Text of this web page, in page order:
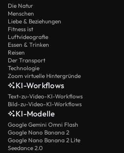
Die Natur
Menschen
Liebe & Beziehungen
Fitness ist
Luftvideografie
Essen & Trinken
Reisen
Der Transport
Technologie
Zoom virtuelle Hintergründe
KI-Workflows
Text-zu-Video-KI-Workflows
Bild-zu-Video-KI-Workflows
KI-Modelle
Google Gemini Omni Flash
Google Nano Banana 2
Google Nano Banana 2 Lite
Seedance 2.0